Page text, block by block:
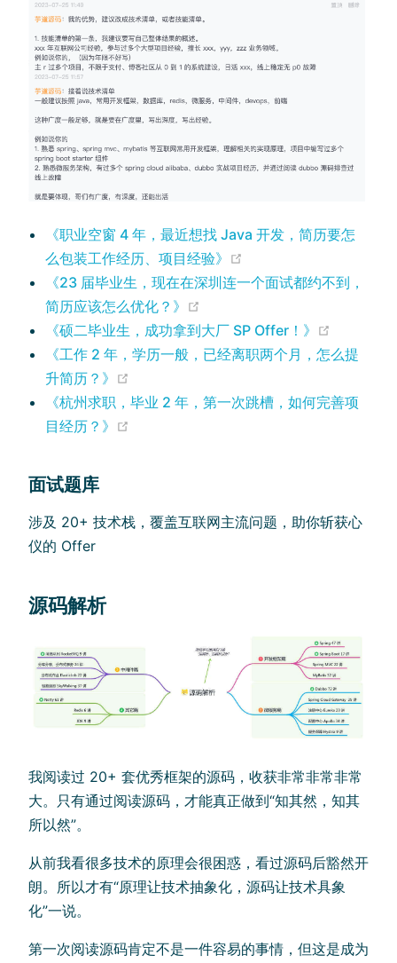
《职业空窗 4 年，最近想找 Java 开发，简历要怎
么包装工作经历、项目经验》
《23 届毕业生，现在在深圳连一个面试都约不到，
简历应该怎么优化？》
《硕二毕业生，成功拿到大厂 SP Offer！》
《工作 2 年，学历一般，已经离职两个月，怎么提
升简历？》
《杭州求职，毕业 2 年，第一次跳槽，如何完善项
目经历？》
面试题库
涉及 20+ 技术栈，覆盖互联网主流问题，助你斩获心
仪的 Offer
源码解析
我阅读过 20+ 套优秀框架的源码，收获非常非常非常
大。只有通过阅读源码，才能真正做到“知其然，知其
所以然”。
从前我看很多技术的原理会很困惑，看过源码后豁然开
朗。所以才有“原理让技术抽象化，源码让技术具象
化”一说。
第一次阅读源码肯定不是一件容易的事情，但这是成为